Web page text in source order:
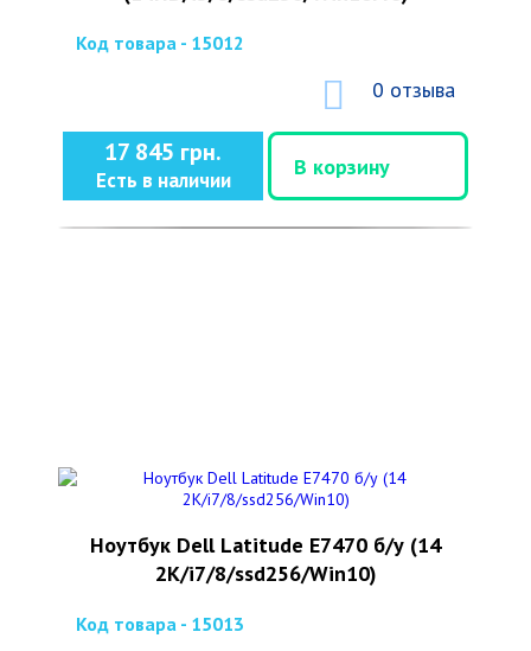
Код товара - 15012
0 отзыва
17 845 грн.
Есть в наличии
В корзину
Ноутбук Dell Latitude E7470 б/у (14
2K/i7/8/ssd256/Win10)
Код товара - 15013